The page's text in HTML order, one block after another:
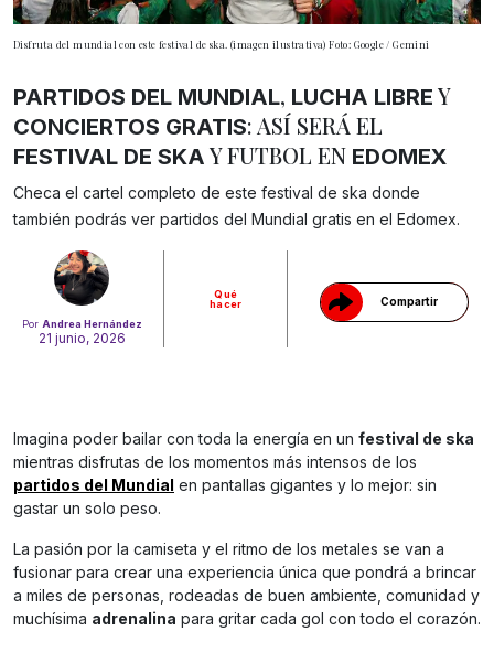
Disfruta del mundial con este festival de ska. (imagen ilustrativa) Foto: Google / Gemini
Por Andrea Hernández
21 junio, 2026
Qué
hacer
Compartir
Gracias!
PARTIDOS DEL MUNDIAL, LUCHA LIBRE Y
CONCIERTOS GRATIS: ASÍ SERÁ EL
FESTIVAL DE SKA Y FUTBOL EN EDOMEX
Checa el cartel completo de este festival de ska donde
también podrás ver partidos del Mundial gratis en el Edomex.
Imagina poder bailar con toda la energía en un festival de ska
mientras disfrutas de los momentos más intensos de los
partidos del Mundial en pantallas gigantes y lo mejor: sin
gastar un solo peso.
La pasión por la camiseta y el ritmo de los metales se van a
fusionar para crear una experiencia única que pondrá a brincar
a miles de personas, rodeadas de buen ambiente, comunidad y
muchísima adrenalina para gritar cada gol con todo el corazón.